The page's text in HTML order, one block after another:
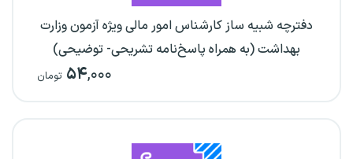
دفترچه شبیه ساز کارشناس امور مالی ویژه آزمون وزارت
بهداشت (به همراه پاسخ‌نامه تشریحی- توضیحی)
۵۴,۰۰۰ تومان